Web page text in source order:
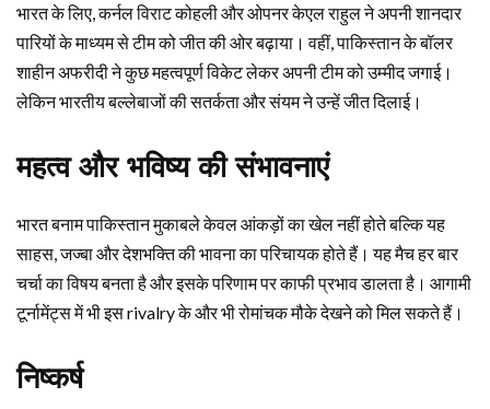
भारत के लिए, कर्नल विराट कोहली और ओपनर केएल राहुल ने अपनी शानदार
पारियों के माध्यम से टीम को जीत की ओर बढ़ाया। वहीं, पाकिस्तान के बॉलर
शाहीन अफरीदी ने कुछ महत्वपूर्ण विकेट लेकर अपनी टीम को उम्मीद जगाई।
लेकिन भारतीय बल्लेबाजों की सतर्कता और संयम ने उन्हें जीत दिलाई।
महत्व और भविष्य की संभावनाएं
भारत बनाम पाकिस्तान मुकाबले केवल आंकड़ों का खेल नहीं होते बल्कि यह
साहस, जज्बा और देशभक्ति की भावना का परिचायक होते हैं। यह मैच हर बार
चर्चा का विषय बनता है और इसके परिणाम पर काफी प्रभाव डालता है। आगामी
टूर्नामेंट्स में भी इस rivalry के और भी रोमांचक मौके देखने को मिल सकते हैं।
निष्कर्ष